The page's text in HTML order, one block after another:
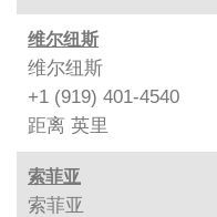
维尔纽斯
维尔纽斯
+1 (919) 401-4540
距离 英里
索菲亚
索菲亚